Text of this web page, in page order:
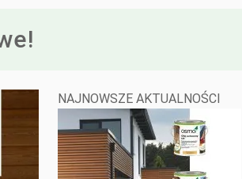
NAJNOWSZE AKTUALNOŚCI